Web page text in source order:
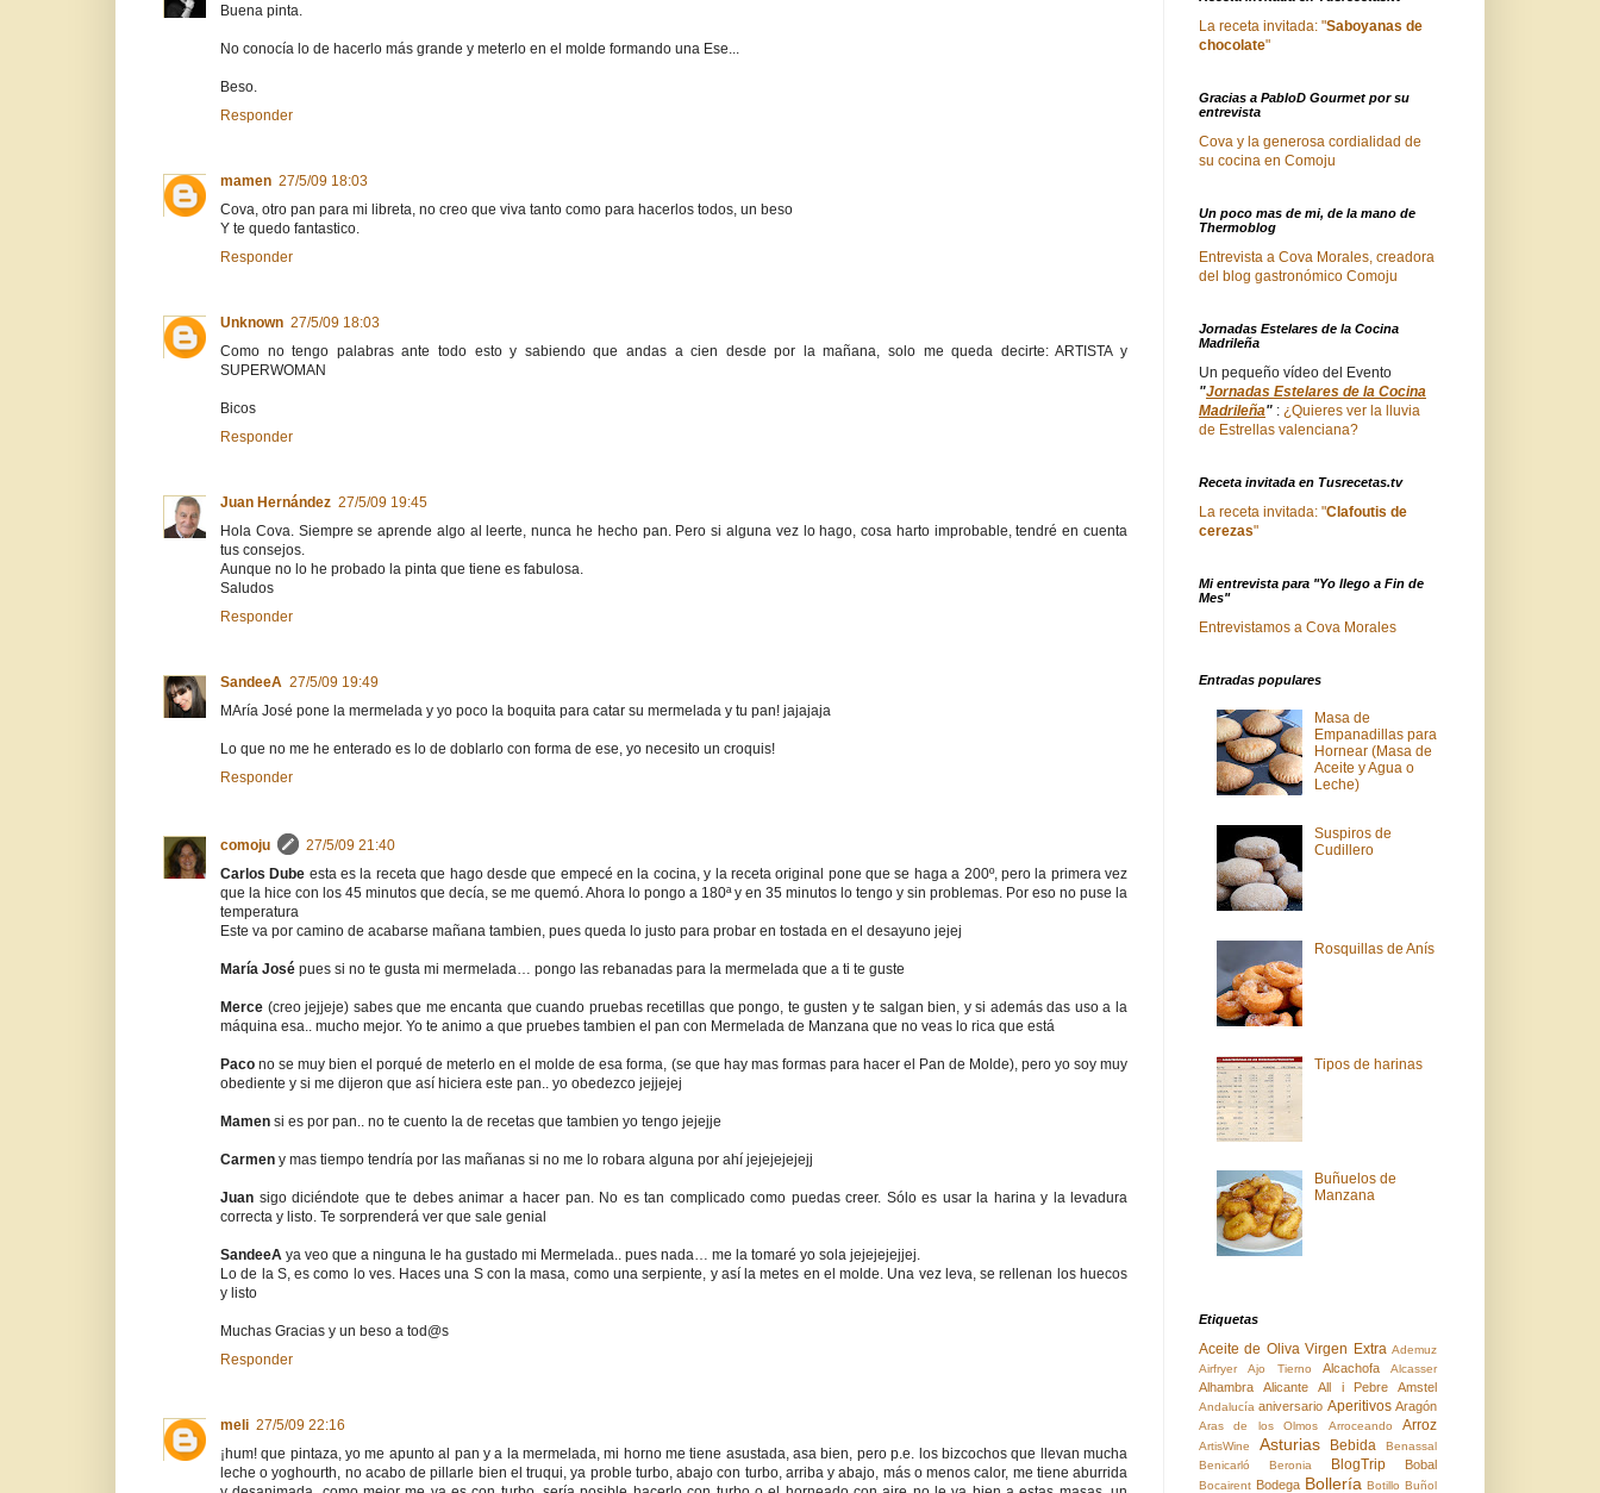
Buena pinta.
No conocía lo de hacerlo más grande y meterlo en el molde formando una Ese...
Beso.
Responder
mamen 27/5/09 18:03
Cova, otro pan para mi libreta, no creo que viva tanto como para hacerlos todos, un beso
Y te quedo fantastico.
Responder
Unknown 27/5/09 18:03
Como no tengo palabras ante todo esto y sabiendo que andas a cien desde por la mañana, solo me queda decirte: ARTISTA y
SUPERWOMAN
Bicos
Responder
Juan Hernández 27/5/09 19:45
Hola Cova. Siempre se aprende algo al leerte, nunca he hecho pan. Pero si alguna vez lo hago, cosa harto improbable, tendré en cuenta
tus consejos.
Aunque no lo he probado la pinta que tiene es fabulosa.
Saludos
Responder
SandeeA 27/5/09 19:49
MAría José pone la mermelada y yo poco la boquita para catar su mermelada y tu pan! jajajaja
Lo que no me he enterado es lo de doblarlo con forma de ese, yo necesito un croquis!
Responder
comoju
27/5/09 21:40
Carlos Dube esta es la receta que hago desde que empecé en la cocina, y la receta original pone que se haga a 200º, pero la primera vez
que la hice con los 45 minutos que decía, se me quemó. Ahora lo pongo a 180ª y en 35 minutos lo tengo y sin problemas. Por eso no puse la
temperatura
Este va por camino de acabarse mañana tambien, pues queda lo justo para probar en tostada en el desayuno jejej
María José pues si no te gusta mi mermelada… pongo las rebanadas para la mermelada que a ti te guste
Merce (creo jejjeje) sabes que me encanta que cuando pruebas recetillas que pongo, te gusten y te salgan bien, y si además das uso a la
máquina esa.. mucho mejor. Yo te animo a que pruebes tambien el pan con Mermelada de Manzana que no veas lo rica que está
Pacono se muy bien el porqué de meterlo en el molde de esa forma, (se que hay mas formas para hacer el Pan de Molde), pero yo soy muy
obediente y si me dijeron que así hiciera este pan.. yo obedezco jejjejej
Mamen si es por pan.. no te cuento la de recetas que tambien yo tengo jejejje
Carmen y mas tiempo tendría por las mañanas si no me lo robara alguna por ahí jejejejejejj
Juan sigo diciéndote que te debes animar a hacer pan. No es tan complicado como puedas creer. Sólo es usar la harina y la levadura
correcta y listo. Te sorprenderá ver que sale genial
SandeeA ya veo que a ninguna le ha gustado mi Mermelada.. pues nada… me la tomaré yo sola jejejejejjej.
Lo de la S, es como lo ves. Haces una S con la masa, como una serpiente, y así la metes en el molde. Una vez leva, se rellenan los huecos
y listo
Muchas Gracias y un beso a tod@s
Responder
meli 27/5/09 22:16
¡hum! que pintaza, yo me apunto al pan y a la mermelada, mi horno me tiene asustada, asa bien, pero p.e. los bizcochos que llevan mucha
leche o yoghourth, no acabo de pillarle bien el truqui, ya proble turbo, abajo con turbo, arriba y abajo, más o menos calor, me tiene aburrida
La receta invitada: "Saboyanas de
chocolate"
Gracias a PabloD Gourmet por su
entrevista
Cova y la generosa cordialidad de
su cocina en Comoju
Un poco mas de mi, de la mano de
Thermoblog
Entrevista a Cova Morales, creadora
del blog gastronómico Comoju
Jornadas Estelares de la Cocina
Madrileña
Un pequeño vídeo del Evento
"Jornadas Estelares de la Cocina
Madrileña" : ¿Quieres ver la lluvia
de Estrellas valenciana?
Receta invitada en Tusrecetas.tv
La receta invitada: "Clafoutis de
cerezas"
Mi entrevista para "Yo llego a Fin de
Mes"
Entrevistamos a Cova Morales
Entradas populares
Masa de
Empanadillas para
Hornear (Masa de
Aceite y Agua o
Leche)
Suspiros de
Cudillero
Rosquillas de Anís
Tipos de harinas
Buñuelos de
Manzana
Etiquetas
Aceite de Oliva Virgen Extra Ademuz
Airfryer
Ajo Tierno Alcachofa Alcasser
Alhambra Alicante All i Pebre Amstel
Andalucía aniversario Aperitivos Aragón
Aras de los Olmos Arroceando Arroz
ArtisWine Asturias Bebida
Benassal
Benicarló
Beronia BlogTrip Bobal
Bocairent Bodega Bollería Botillo Buñol